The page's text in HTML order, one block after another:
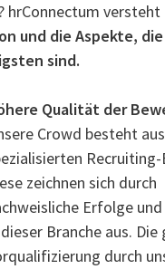
hrConnectum versteht
und die Aspekte,
sind.
Qualität der
Crowd besteht
Recruiting-
zeichnen sich durch
Erfolge
Branche aus.
durch